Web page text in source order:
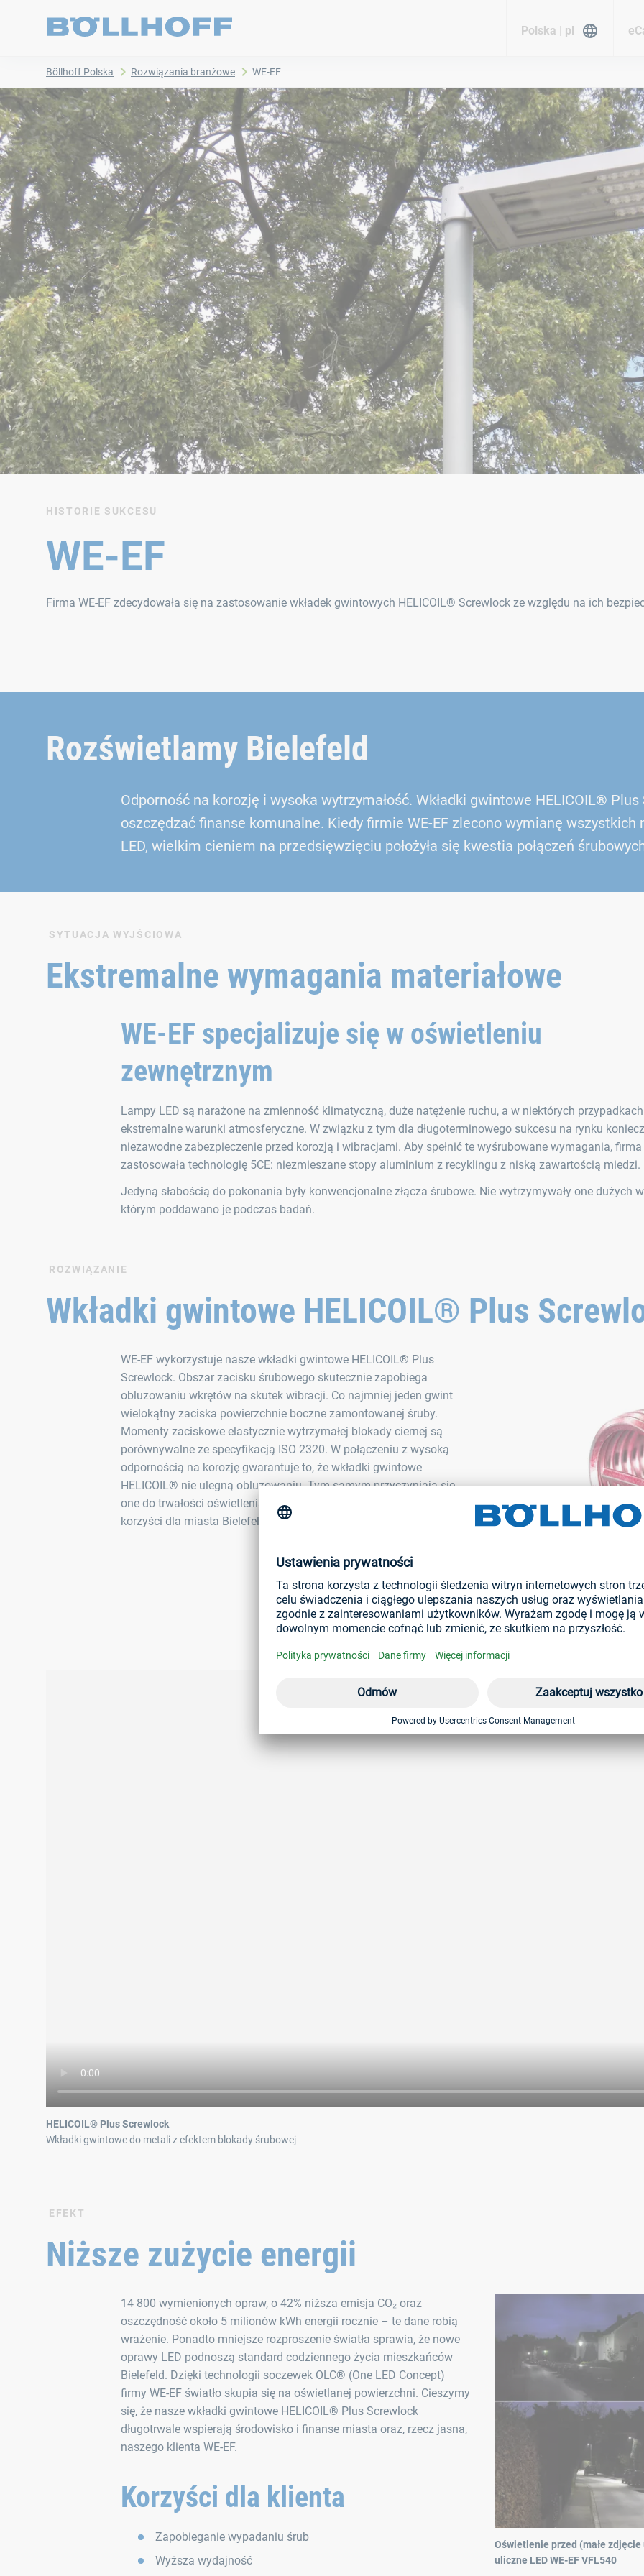
Polska | pl
Böllhoff Polska Rozwiązania branżowe WE-EF
HISTORIE SUKCESU
WE-EF
Firma WE-EF zdecydowała się na zastosowanie wkładek gwintowych HELICOIL® Screwlock ze względu na ich
Rozświetlamy Bielefeld
Odporność na korozję i wysoka wytrzymałość. Wkładki gwintowe HELICOIL®
oszczędzać finanse komunalne. Kiedy firmie WE-EF zlecono wymianę
LED, wielkim cieniem na przedsięwzięciu położyła się kwestia połączeń
SYTUACJA WYJŚCIOWA
Ekstremalne wymagania materiałowe
WE‑EF specjalizuje się w oświetleniu
zewnętrznym
Lampy LED są narażone na zmienność klimatyczną, duże natężenie ruchu, a w niektórych
ekstremalne warunki atmosferyczne. W związku z tym dla długoterminowego sukcesu na rynku
niezawodne zabezpieczenie przed korozją i wibracjami. Aby spełnić te wyśrubowane wymagania, firma
zastosowała technologię 5CE: niezmieszane stopy aluminium z recyklingu z niską zawartością miedzi.
Jedyną słabością do pokonania były konwencjonalne złącza śrubowe. Nie wytrzymywały one dużych
którym poddawano je podczas badań.
ROZWIĄZANIE
Wkładki gwintowe HELICOIL® Plus
WE-EF wykorzystuje nasze wkładki gwintowe HELICOIL® Plus
Screwlock. Obszar zacisku śrubowego skutecznie zapobiega
obluzowaniu wkrętów na skutek wibracji. Co najmniej jeden gwint
wielokątny zaciska powierzchnie boczne zamontowanej śruby.
Momenty zaciskowe elastycznie wytrzymałej blokady ciernej są
porównywalne ze specyfikacją ISO 2320. W połączeniu z wysoką
odpornością na korozję gwarantuje to, że wkładki gwintowe
HELICOIL® nie ulegną obluzowaniu. Tym samym przyczyniają się
one do trwałości oświetlenia ulicznego WE-EF. To jedna z wielu
korzyści dla miasta Bielefeld.
HELICOIL® Plus Screwlock
wkładka gwintowa do metali
HELICOIL® Plus Screwlock
Wkładki gwintowe do metali z efektem blokady śrubowej
EFEKT
Niższe zużycie energii
14 800 wymienionych opraw, o 42% niższa emisja CO₂ oraz
oszczędność około 5 milionów kWh energii rocznie – te dane robią
wrażenie. Ponadto mniejsze rozproszenie światła sprawia, że nowe
oprawy LED podnoszą standard codziennego życia mieszkańców
Bielefeld. Dzięki technologii soczewek OLC® (One LED Concept)
firmy WE-EF światło skupia się na oświetlanej powierzchni. Cieszymy
się, że nasze wkładki gwintowe HELICOIL® Plus Screwlock
długotrwale wspierają środowisko i finanse miasta oraz, rzecz jasna,
naszego klienta WE-EF.
Korzyści dla klienta
Zapobieganie wypadaniu śrub
Wyższa wydajność
Oświetlenie przed (małe
uliczne LED WE-EF VFL540